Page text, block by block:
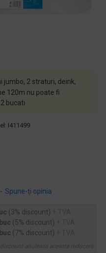
I411499
- Spune-ţi opinia
jumbo, 2 straturi, deink,
120m nu poate fi
bucati
(3% discount)
(5% discount)
(7% discount)